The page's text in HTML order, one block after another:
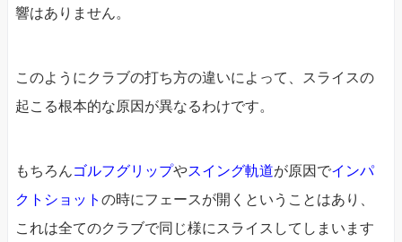
響はありません。
このようにクラブの打ち方の違いによって、スライスの
起こる根本的な原因が異なるわけです。
もちろんゴルフグリップやスイング軌道が原因でインパ
クトショット の時にフェースが開くということはあり、
これは全てのクラブで同じ様にスライスしてしまいます